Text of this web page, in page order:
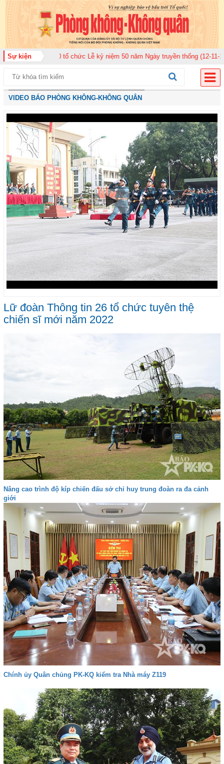
Sự kiện
920 tổ chức Lễ kỷ niệm 50 năm Ngày truyền thống (12-11-1975/12-11-
VIDEO BÁO PHÒNG KHÔNG-KHÔNG QUÂN
Lữ đoàn Thông tin 26 tổ chức tuyên thệ
chiến sĩ mới năm 2022
Nâng cao trình độ kíp chiến đấu sở chỉ huy trung đoàn ra đa cảnh
giới
Chính ủy Quân chủng PK-KQ kiểm tra Nhà máy Z119